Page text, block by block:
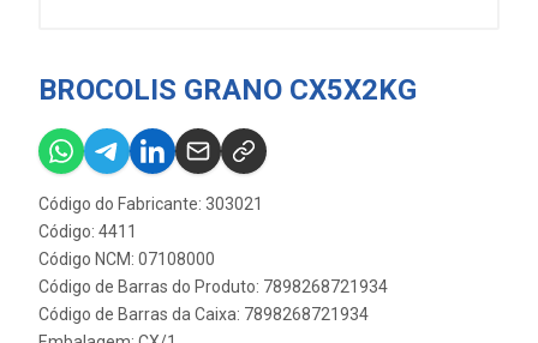
BROCOLIS GRANO CX5X2KG
Código do Fabricante: 303021
Código: 4411
Código NCM: 07108000
Código de Barras do Produto: 7898268721934
Código de Barras da Caixa: 7898268721934